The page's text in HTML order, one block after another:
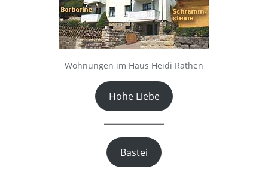
Wohnungen im Haus Heidi Rathen
Hohe Liebe
Bastei